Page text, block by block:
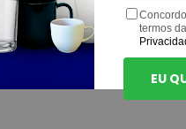
termos
EU